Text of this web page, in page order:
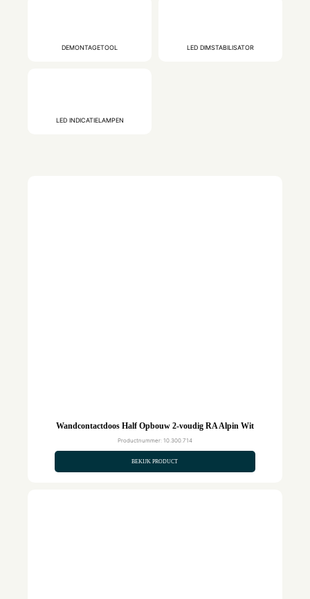
DEMONTAGETOOL LED DIMSTABILISATOR
LED INDICATIELAMPEN
Wandcontactdoos Half Opbouw 2-voudig RA Alpin Wit
Productnummer: 10.300.714
BEKIJK PRODUCT